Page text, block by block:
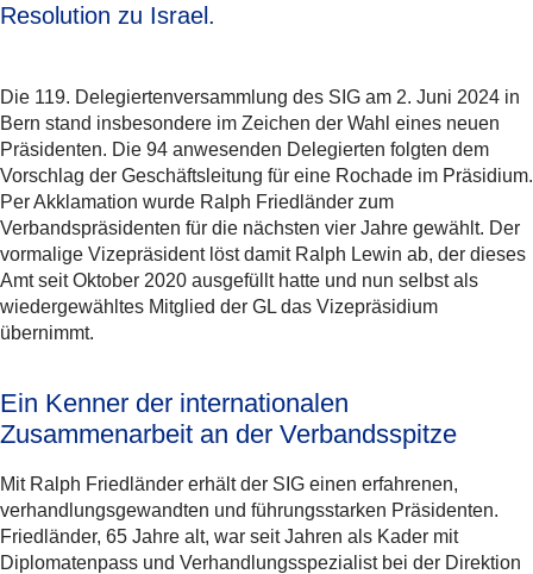
Resolution zu Israel.
Die 119. Delegiertenversammlung des SIG am 2. Juni 2024 in
Bern stand insbesondere im Zeichen der Wahl eines neuen
Präsidenten. Die 94 anwesenden Delegierten folgten dem
Vorschlag der Geschäftsleitung für eine Rochade im Präsidium.
Per Akklamation wurde Ralph Friedländer zum
Verbandspräsidenten für die nächsten vier Jahre gewählt. Der
vormalige Vizepräsident löst damit Ralph Lewin ab, der dieses
Amt seit Oktober 2020 ausgefüllt hatte und nun selbst als
wiedergewähltes Mitglied der GL das Vizepräsidium
übernimmt.
Ein Kenner der internationalen
Zusammenarbeit an der Verbandsspitze
Mit Ralph Friedländer erhält der SIG einen erfahrenen,
verhandlungsgewandten und führungsstarken Präsidenten.
Friedländer, 65 Jahre alt, war seit Jahren als Kader mit
Diplomatenpass und Verhandlungsspezialist bei der Direktion